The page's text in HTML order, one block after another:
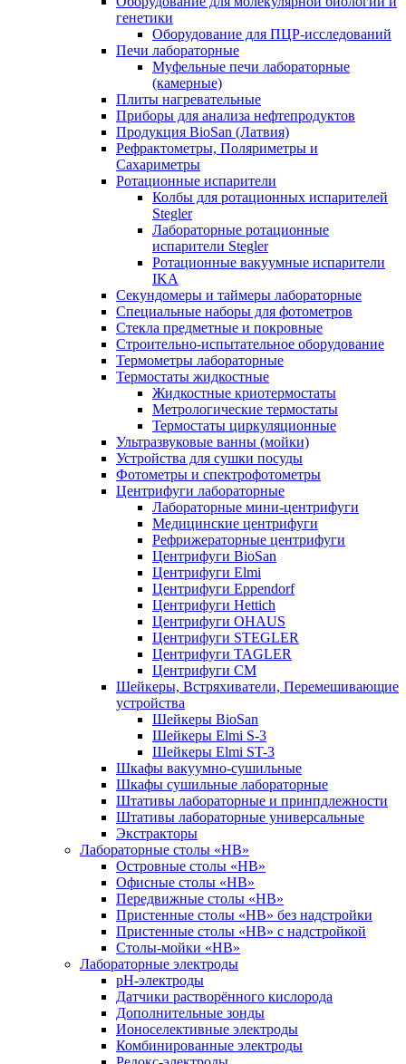
генетики
Оборудование для ПЦР-исследований
Печи лабораторные
Муфельные печи лабораторные
(камерные)
Плиты нагревательные
Приборы для анализа нефтепродуктов
Продукция BioSan (Латвия)
Рефрактометры, Поляриметры и
Сахариметры
Ротационные испарители
Колбы для ротационных испарителей
Stegler
Лабораторные ротационные
испарители Stegler
Ротационные вакуумные испарители
IKA
Секундомеры и таймеры лабораторные
Специальные наборы для фотометров
Стекла предметные и покровные
Строительно-испытательное оборудование
Термометры лабораторные
Термостаты жидкостные
Жидкостные криотермостаты
Метрологические термостаты
Термостаты циркуляционные
Ультразвуковые ванны (мойки)
Устройства для сушки посуды
Фотометры и спектрофотометры
Центрифуги лабораторные
Лабораторные мини-центрифуги
Медицинские центрифуги
Рефрижераторные центрифуги
Центрифуги BioSan
Центрифуги Elmi
Центрифуги Eppendorf
Центрифуги Hettich
Центрифуги OHAUS
Центрифуги STEGLER
Центрифуги TAGLER
Центрифуги СМ
Шейкеры, Встряхиватели, Перемешивающие
устройства
Шейкеры BioSan
Шейкеры Elmi S-3
Шейкеры Elmi ST-3
Шкафы вакуумно-сушильные
Шкафы сушильные лабораторные
Штативы лабораторные и принпдлежности
Штативы лабораторные универсальные
Экстракторы
Лабораторные столы «НВ»
Островные столы «НВ»
Офисные столы «НВ»
Передвижные столы «НВ»
Пристенные столы «НВ» без надстройки
Пристенные столы «НВ» с надстройкой
Столы-мойки «НВ»
Лабораторные электроды
pH-электроды
Датчики растворённого кислорода
Дополнительные зонды
Ионоселективные электроды
Комбинированные электроды